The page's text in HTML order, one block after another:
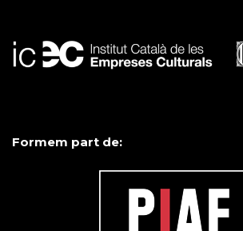
Formem part de: